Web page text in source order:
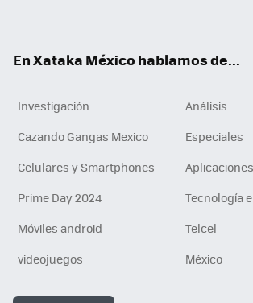
En Xataka México hablamos de...
Investigación
Análisis
Cazando Gangas Mexico
Especiales
Celulares y Smartphones
Aplicaciones
Prime Day 2024
Tecnología
Móviles android
Telcel
videojuegos
México